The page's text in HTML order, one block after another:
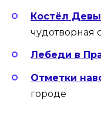
Костёл
чудотворная
Лебеди в
Отметки
городе